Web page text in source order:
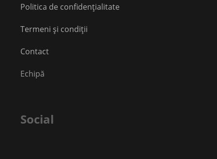
Politica de confidențialitate
Termeni și condiții
Contact
Echipă
Social